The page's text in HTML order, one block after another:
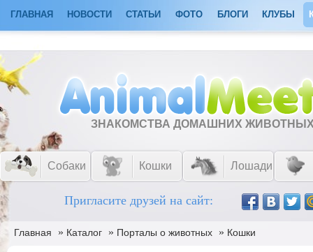
ГЛАВНАЯ НОВОСТИ СТАТЬИ ФОТО БЛОГИ КЛУБЫ
ЗНАКОМСТВА ДОМАШНИХ
Собаки Кошки Лошади
Пригласите друзей на сайт:
Главная » Каталог » Порталы о животных » Кошки